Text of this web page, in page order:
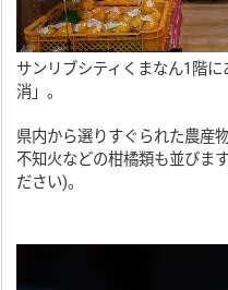
サンリブシティくまなん1階
消」。
県内から選りすぐられた農産
不知火などの柑橘類も並びま
ださい)。